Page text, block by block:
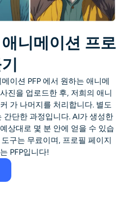
니메이션 프로
이션 PFP 에서 원하는 애니메
진을 업로드한 후, 저희의 애니
가 나머지를 처리합니다. 별도
간단한 과정입니다. AI가 생성한
예상대로 몇 분 안에 얻을 수 있습
구는 무료이며, 프로필 페이지
PFP입니다!